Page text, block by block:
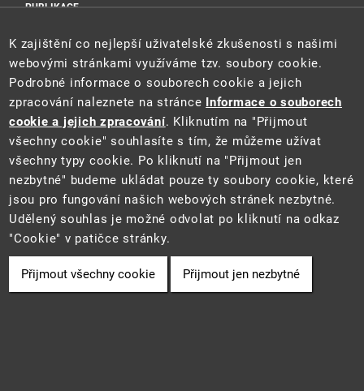
PUBLIKACE
Sociální sítě
Tento web je součástí Informačního systému pro statistiku a reporting
(STAR) projektu "Platforma pro statistiku, reporting a analýzy"
(CZ.06.3.05/0.0/0.0/16_028/0006498) financovaného z EU.
2021 ©CENIA a Ministerstvo životního prostředí
• Informace jsou
poskytovány v souladu se zákonem č. 106/1999 Sb., o svobodném
přístupu k informacím.
Cookie
K zajištění co nejlepší uživatelské zkušenosti s našimi
webovými stránkami využíváme tzv. soubory cookie.
Podrobné informace o souborech cookie a jejich
zpracování naleznete na stránce Informace o souborech
cookie a jejich zpracování. Kliknutím na "Přijmout
všechny cookie" souhlasíte s tím, že můžeme užívat
všechny typy cookie. Po kliknutí na "Přijmout jen
nezbytné" budeme ukládat pouze ty soubory cookie, které
jsou pro fungování našich webových stránek nezbytné.
Udělený souhlas je možné odvolat po kliknutí na odkaz
"Cookie" v patičce stránky.
Přijmout všechny cookie Přijmout jen nezbytné